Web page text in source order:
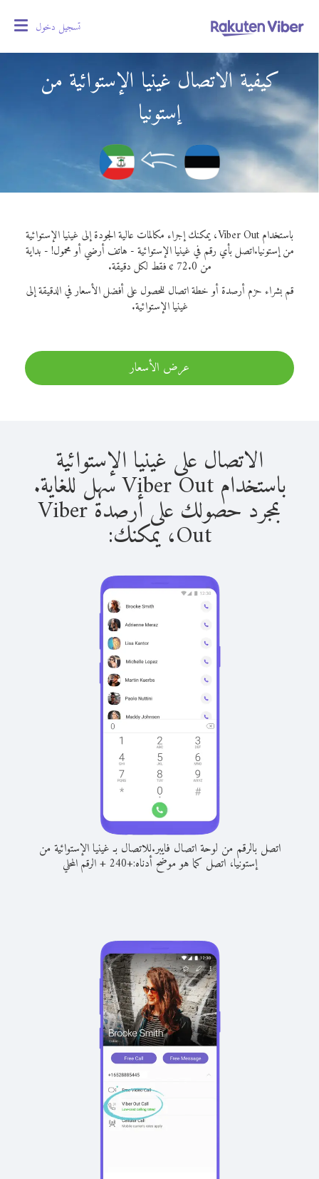
تسجيل دخول
كيفية الاتصال غينيا الإستوائية من
إستونيا
باستخدام Viber Out، يمكنك إجراء مكالمات عالية الجودة إلى غينيا الإستوائية
من إستونيا.اتصل بأي رقم في غينيا الإستوائية - هاتف أرضي أو محمول! - بداية
من 72.0 ¢ فقط لكل دقيقة.
قم بشراء حزم أرصدة أو خطة اتصال للحصول على أفضل الأسعار في الدقيقة إلى
غينيا الإستوائية.
عرض الأسعار
الاتصال على غينيا الإستوائية
باستخدام Viber Out سهل للغاية.
بمجرد حصولك على أرصدة Viber
Out، يمكنك:
اتصل بالرقم من لوحة اتصال فايبر.للاتصال بـ غينيا الإستوائية من
إستونيا، اتصل كما هو موضح أدناه:+
240
+الرقم المحلي